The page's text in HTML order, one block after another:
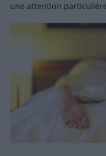
une attention